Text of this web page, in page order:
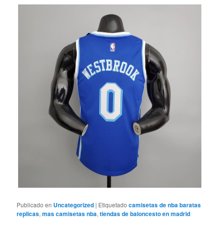
Publicado en Uncategorized | Etiquetado camisetas de nba baratas
replicas,mas camisetas nba,tiendas de baloncesto en madrid